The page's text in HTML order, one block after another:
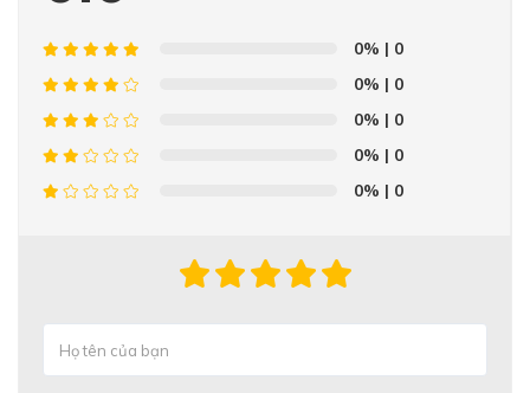
0% | 0
0% | 0
0% | 0
0% | 0
0% | 0